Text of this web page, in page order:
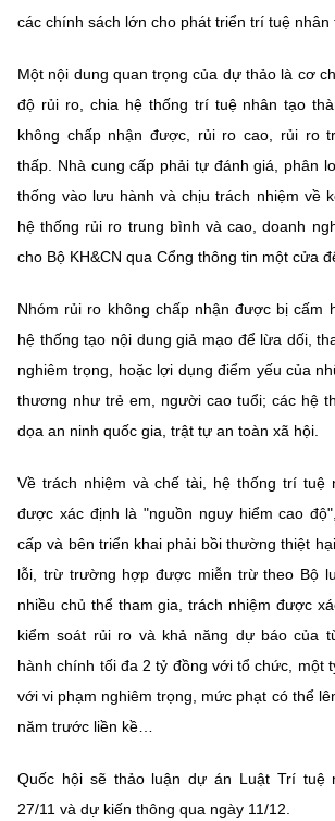
các chính sách lớn cho phát triển trí tuệ nhân
Một nội dung quan trọng của dự thảo là cơ
độ rủi ro, chia hệ thống trí tuệ nhân tạo
không chấp nhận được, rủi ro cao, rủi ro
thấp. Nhà cung cấp phải tự đánh giá, phân
thống vào lưu hành và chịu trách nhiệm về
hệ thống rủi ro trung bình và cao, doanh
cho Bộ KH&CN qua Cổng thông tin một cửa
Nhóm rủi ro không chấp nhận được bị cấm
hệ thống tạo nội dung giả mạo để lừa dối,
nghiêm trọng, hoặc lợi dụng điểm yếu của
thương như trẻ em, người cao tuổi; các hệ
dọa an ninh quốc gia, trật tự an toàn xã hội.
Về trách nhiệm và chế tài, hệ thống trí tuệ
được xác định là "nguồn nguy hiểm cao
cấp và bên triển khai phải bồi thường thiệt
lỗi, trừ trường hợp được miễn trừ theo Bộ
nhiều chủ thể tham gia, trách nhiệm được
kiểm soát rủi ro và khả năng dự báo của
hành chính tối đa 2 tỷ đồng với tổ chức, một
với vi phạm nghiêm trọng, mức phạt có thể
năm trước liền kề…
Quốc hội sẽ thảo luận dự án Luật Trí tuệ
27/11 và dự kiến thông qua ngày 11/12.